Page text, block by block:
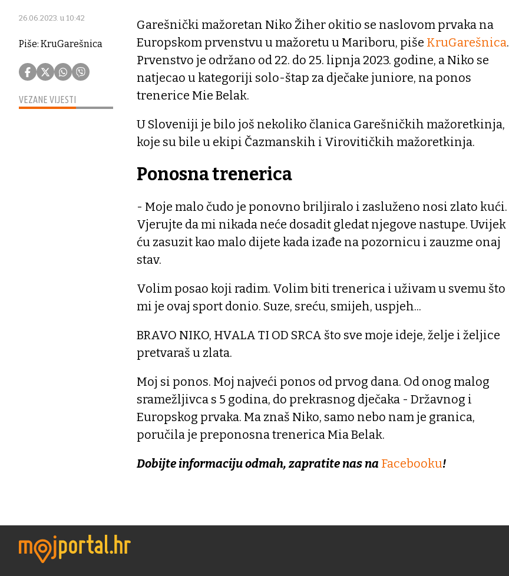
26.06.2023. u 10:42
Piše: KruGarešnica
VEZANE VIJESTI
Garešnički mažoretan Niko Žiher okitio se naslovom prvaka na
Europskom prvenstvu u mažoretu u Mariboru, piše KruGarešnica.
Prvenstvo je održano od 22. do 25. lipnja 2023. godine, a Niko se
natjecao u kategoriji solo-štap za dječake juniore, na ponos
trenerice Mie Belak.
U Sloveniji je bilo još nekoliko članica Garešničkih mažoretkinja,
koje su bile u ekipi Čazmanskih i Virovitičkih mažoretkinja.
Ponosna trenerica
- Moje malo čudo je ponovno briljiralo i zasluženo nosi zlato kući.
Vjerujte da mi nikada neće dosadit gledat njegove nastupe. Uvijek
ću zasuzit kao malo dijete kada izađe na pozornicu i zauzme onaj
stav.
Volim posao koji radim. Volim biti trenerica i uživam u svemu što
mi je ovaj sport donio. Suze, sreću, smijeh, uspjeh...
BRAVO NIKO, HVALA TI OD SRCA što sve moje ideje, želje i željice
pretvaraš u zlata.
Moj si ponos. Moj najveći ponos od prvog dana. Od onog malog
sramežljivca s 5 godina, do prekrasnog dječaka - Državnog i
Europskog prvaka. Ma znaš Niko, samo nebo nam je granica,
poručila je preponosna trenerica Mia Belak.
Dobijte informaciju odmah, zapratite nas na Facebooku!